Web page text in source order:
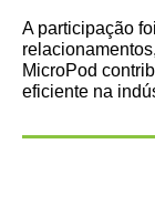
A participação
MicroPod
eficiente na